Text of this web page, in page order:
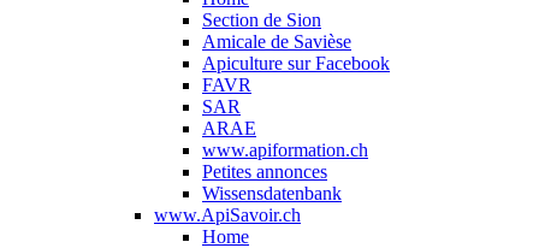
Section de Sion
Amicale de Savièse
Apiculture sur Facebook
FAVR
SAR
ARAE
www.apiformation.ch
Petites annonces
Wissensdatenbank
www.ApiSavoir.ch
Home